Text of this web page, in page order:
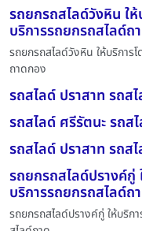
รถยกรถสไลด์วังหิน ใ
บริการรถยกรถสไลด์ถ
รถยกรถสไลด์วังหิน ให้บริกา
ถาดกอง
รถสไลด์ ปราสาท รถส
รถสไลด์ ศรีรัตนะ รถส
รถสไลด์ ปราสาท รถส
รถยกรถสไลด์ปรางค์กู่
บริการรถยกรถสไลด์ถ
รถยกรถสไลด์ปรางค์กู่ ให้บริ